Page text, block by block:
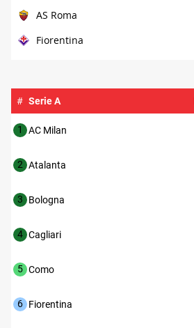
AS Roma
Fiorentina
# Serie A
1 AC Milan
2 Atalanta
3 Bologna
4 Cagliari
5 Como
6 Fiorentina